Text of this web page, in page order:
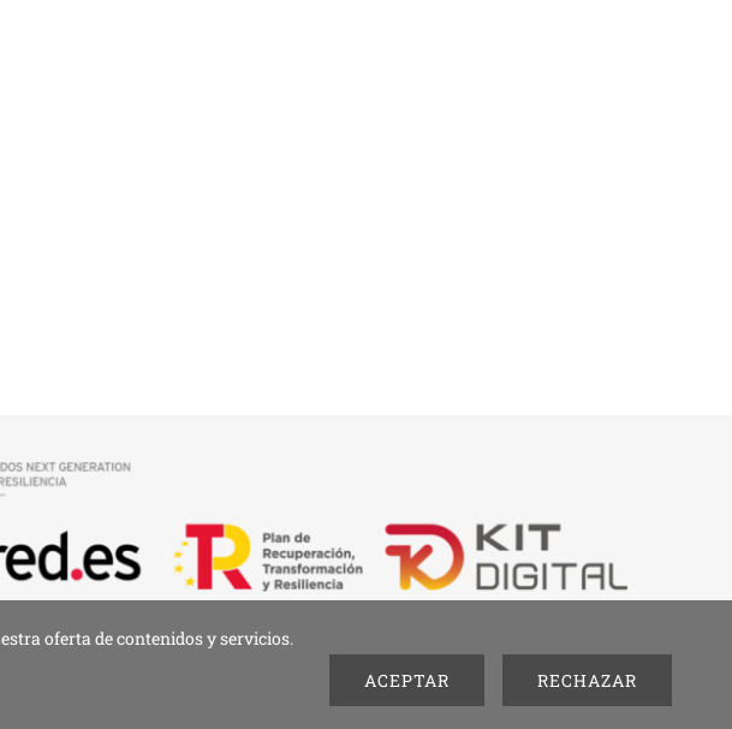
• Diseño de imagenia
oferta de contenidos y servicios.
ACEPTAR RECHAZAR